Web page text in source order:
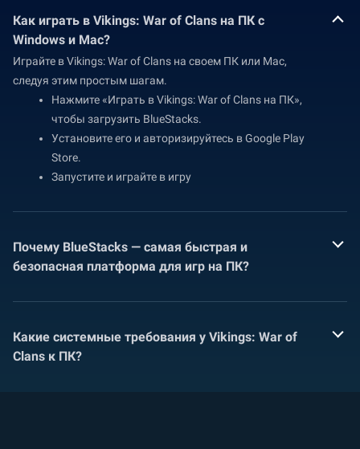
Как играть в Vikings: War of Clans на ПК с
Windows и Mac?
Играйте в Vikings: War of Clans на своем ПК или Mac,
следуя этим простым шагам.
Нажмите «Играть в Vikings: War of Clans на ПК»,
чтобы загрузить BlueStacks.
Установите его и авторизируйтесь в Google Play
Store.
Запустите и играйте в игру
Почему BlueStacks — самая быстрая и
безопасная платформа для игр на ПК?
Какие системные требования у Vikings: War of
Clans к ПК?